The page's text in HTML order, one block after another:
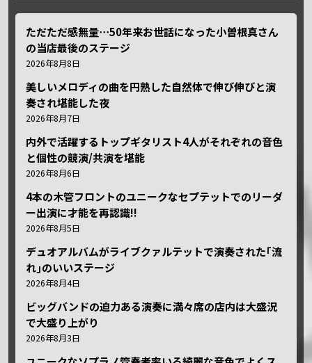
ただただ感無量⋯50年来お世話になった小曽根真さん
の当店最後のステージ
2026年8月8日
美しいメロディの曲を円熟した自然体で伸び伸びと演
奏され堪能した夜
2026年8月7日
内外で活躍するトップギタリスト4人がそれぞれの音色
と個性の競演/共演を堪能
2026年8月6日
4本の木管フロントのユニークなセプテットでのリーダ
ー出演に才能を再認識!!
2026年8月5日
デュオアルバムがライブクァルテットで演奏された｢流
れ｣のいいステージ
2026年8月4日
ビッグバンドの迫力ある演奏に満々席の店内は大盛況
で大盛り上がり
2026年8月3日